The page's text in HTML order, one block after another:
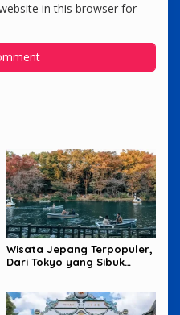
in this browser for
Wisata Jepang Terpopuler,
Dari Tokyo yang Sibuk